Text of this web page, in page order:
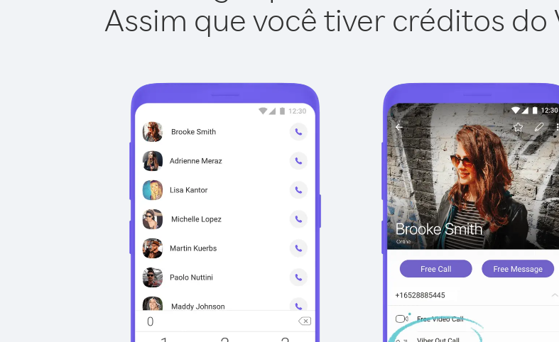
Assim que você tiver créditos